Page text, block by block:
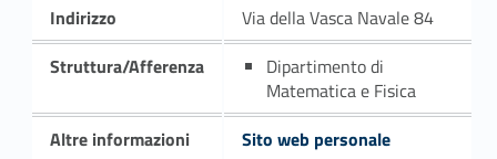
Indirizzo
Via della Vasca Navale 84
Struttura/Afferenza
Dipartimento di
Matematica e Fisica
Altre informazioni
Sito web personale